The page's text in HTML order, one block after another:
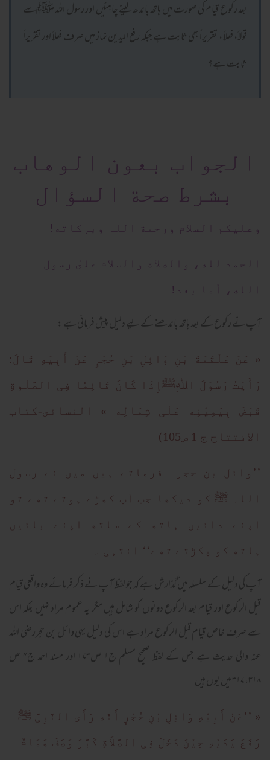
بعد رکوع قیام کی صورت میں ہاتھ باندھ لینے چاہئیں اور رسول اللہ ﷺسے
قولاً، فعلاً ، تقریراً بھی ثابت ہے جبکہ رفع الیدین نماز میں صرف فعلاً اور تقریراً
ثابت ہے؟
الجواب بعون الوهاب
بشرط صحة السؤال
وعلیکم السلام ورحمة اللہ وبرکاته!
الحمد لله، والصلاة والسلام علىٰ رسول
الله، أما بعد!
آپ نے رکوع کے بعد ہاتھ باندھنے کے لیے دلیل پیش فرمائی ہے :
« عَنْ عَلْقَمَةَ بْنِ وَائِلِ بْنِ حُجْرٍ عَنْ أَبِيْهِ قَالَ:
رَأَيْتُ رَسُوْلَ اﷲِﷺإِذَا کَانَ قَائِمًا فِی الصَّلٰوةِ
قَبَضَ بِيَمِيْنِه عَلٰی شِمَالِه » النسائى-كتاب
الافتتاح ج 1 ص105)
’’وائل بن حجر فرماتے ہیں میں نے رسول
اللہ ﷺ کو دیکھا جب آپ کھڑے ہوتے تھے تو
اپنے دائیں ہاتھ کے ساتھ اپنے بائیں
ہاتھ کو پکڑتے تھے‘‘ انتہی ۔
آپ کی دلیل کے سلسلہ میں گذارش ہے کہ جو لفظ آپ نے ذکر فرمائے وہ واقعی قیام
قبل الرکوع اور قیام بعد الرکوع دونوں کو شامل ہیں مگر یہ عموم مراد نہیں بلکہ اس
سے صرف خاص قیام قبل الرکوع مراد ہے اس کی دلیل یہی وائل بن حجررضی اللہ
عنہ والی حدیث ہے جس کے لفظ صحیح مسلم ج۱ ص۱۷۳ اور مسند احمد ج۴ ص
۳۱۷،۳۱۸ میں یوں ہیں
« ’’عَنْ أَبِيْهِ وَائِلِ بْنِ حُجْرٍ أَنَّه رَأَی النَّبِیَّ ﷺ
رَفَعَ يَدَيْهِ حِيْنَ دَخَلَ فِی الصَّلاَةِ کَبَّرَ وَصَفَ هَمَامٌ